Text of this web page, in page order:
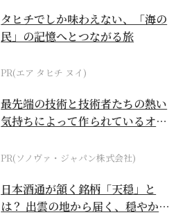
タヒチでしか味わえない、「海の
民」の記憶へとつながる旅
PR(エア タヒチ ヌイ)
最先端の技術と技術者たちの熱い
気持ちによって作られているオー
PR(ソノヴァ・ジャパン株式会社)
日本酒通が頷く銘柄「天穏」と
は？ 出雲の地から届く、穏やかで